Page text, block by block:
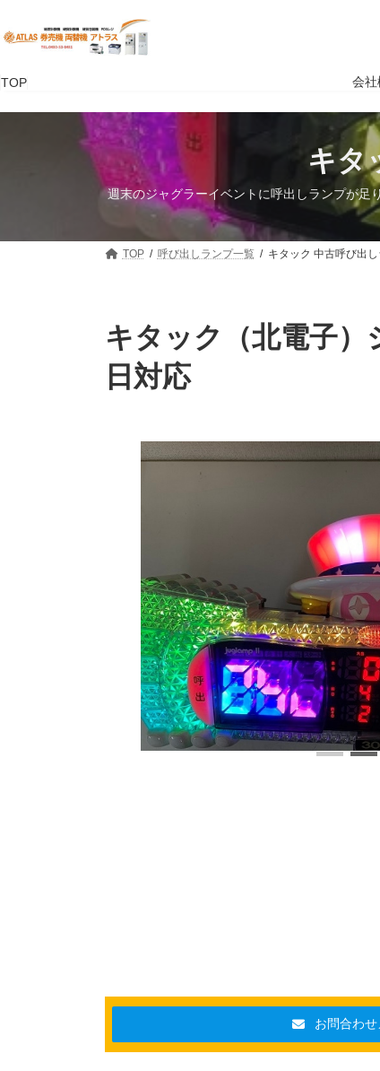
テ
ツ
ゲ
シ
TOP 会社
キタ
週末のジャグラーイベントに呼出しランプが足
TOP 呼び出しランプ一覧 キタック 中古呼び出
キタック（北電子
日対応
お問合わ